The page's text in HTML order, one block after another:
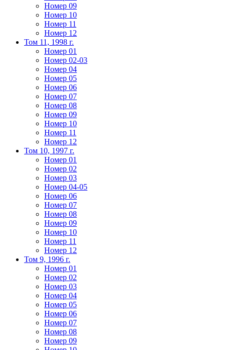
Номер 09
Номер 10
Номер 11
Номер 12
Том 11, 1998 г.
Номер 01
Номер 02-03
Номер 04
Номер 05
Номер 06
Номер 07
Номер 08
Номер 09
Номер 10
Номер 11
Номер 12
Том 10, 1997 г.
Номер 01
Номер 02
Номер 03
Номер 04-05
Номер 06
Номер 07
Номер 08
Номер 09
Номер 10
Номер 11
Номер 12
Том 9, 1996 г.
Номер 01
Номер 02
Номер 03
Номер 04
Номер 05
Номер 06
Номер 07
Номер 08
Номер 09